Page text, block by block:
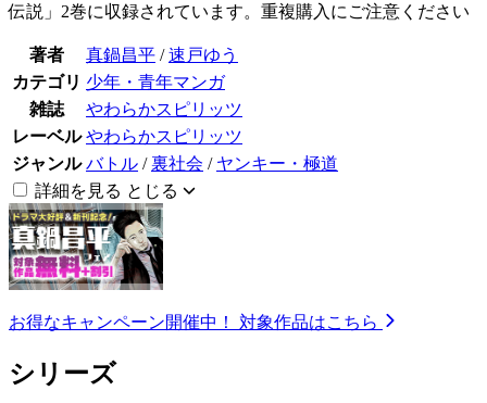
伝説」2巻に収録されています。重複購入にご注意ください
著者 真鍋昌平 /速戸ゆう
カテゴリ 少年・青年マンガ
雑誌
やわらかスピリッツ
レーベル やわらかスピリッツ
ジャンル バトル /裏社会 / ヤンキー・極道
詳細を見る とじる
お得なキャンペーン開催中！ 対象作品はこちら
シリーズ